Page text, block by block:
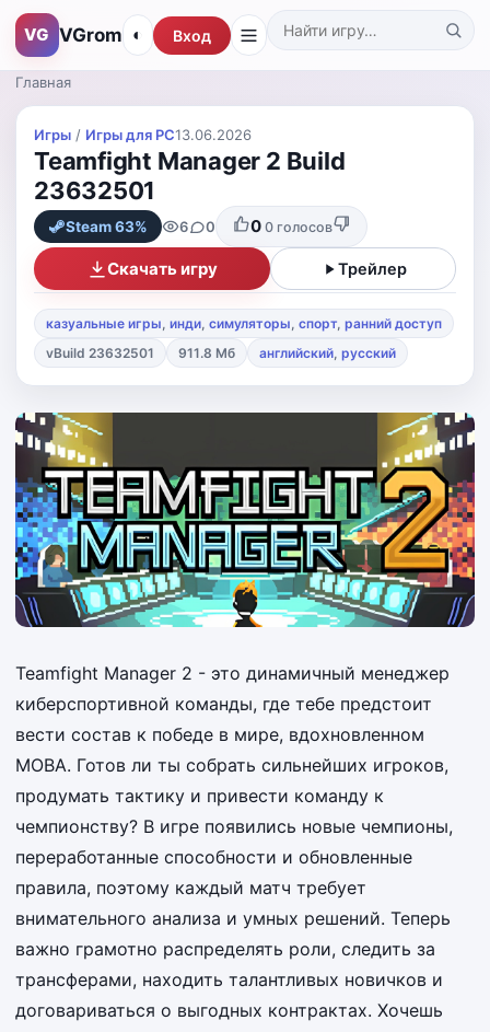
VG VGrom Поиск по каталогу
◐ Вход
Главная
Игры / Игры для PС13.06.2026
Teamfight Manager 2 Build
23632501
Steam 63% 6 0 0 0 голосов
Скачать игру Трейлер
казуальные игры, инди, симуляторы, спорт, ранний доступ
vBuild 23632501
911.8 Мб английский, русский
Teamfight Manager 2 - это динамичный менеджер
киберспортивной команды, где тебе предстоит
вести состав к победе в мире, вдохновленном
MOBA. Готов ли ты собрать сильнейших игроков,
продумать тактику и привести команду к
чемпионству? В игре появились новые чемпионы,
переработанные способности и обновленные
правила, поэтому каждый матч требует
внимательного анализа и умных решений. Теперь
важно грамотно распределять роли, следить за
трансферами, находить талантливых новичков и
договариваться о выгодных контрактах. Хочешь